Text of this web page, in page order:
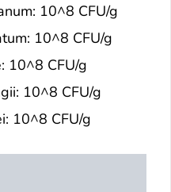
10^8 CFU/g
10^8 CFU/g
10^8 CFU/g
10^8 CFU/g
10^8 CFU/g